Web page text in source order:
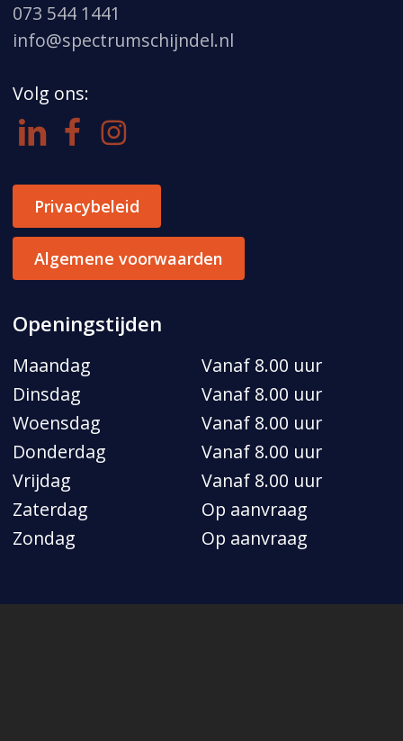
073 544 1441
info@spectrumschijndel.nl
Volg ons:
Privacybeleid
Algemene voorwaarden
Openingstijden
Maandag
Vanaf 8.00 uur
Dinsdag
Vanaf 8.00 uur
Woensdag
Vanaf 8.00 uur
Donderdag
Vanaf 8.00 uur
Vrijdag
Vanaf 8.00 uur
Zaterdag
Op aanvraag
Zondag
Op aanvraag